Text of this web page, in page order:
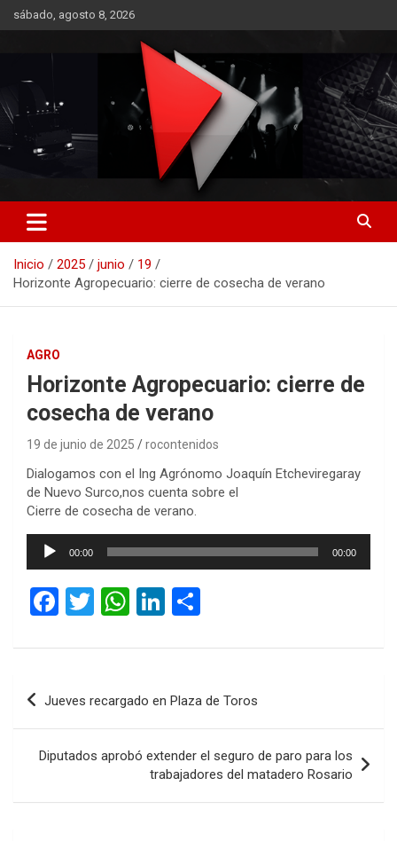
Saltar
al
sábado, agosto 8, 2026
RO CONTENIDOS
Inicio 2025 junio
19
Horizonte Agropecuario: cierre de cosecha de verano
AGRO
Horizonte Agropecuario: cierre de
cosecha de verano
19 de junio de 2025 rocontenidos
Dialogamos con el Ing Agrónomo Joaquín Etcheviregaray
de Nuevo Surco,nos cuenta sobre el
Cierre de cosecha de verano.
Reproductor
00:00 00:00
F
ce
o
o
k
T
tt
W
at
A
p
p
Li
ke
n
m
ar
tir
Navegación
de
Jueves recargado en Plaza de Toros
Diputados aprobó extender el seguro de paro para los
trabajadores del matadero Rosario